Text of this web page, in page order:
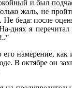
и был
жаль, не
беда: после
днях я перечитал
намерение,
В октябре он